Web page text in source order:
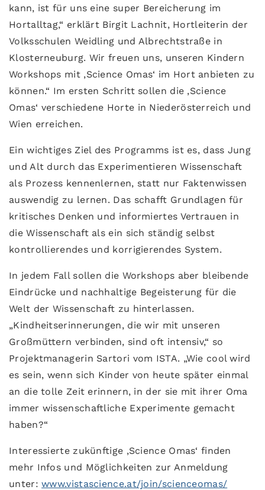
kann, ist für uns eine super Bereicherung im
Hortalltag,“ erklärt Birgit Lachnit, Hortleiterin der
Volksschulen Weidling und Albrechtstraße in
Klosterneuburg. Wir freuen uns, unseren Kindern
Workshops mit ‚Science Omas‘ im Hort anbieten zu
können.“ Im ersten Schritt sollen die ‚Science
Omas‘ verschiedene Horte in Niederösterreich und
Wien erreichen.
Ein wichtiges Ziel des Programms ist es, dass Jung
und Alt durch das Experimentieren Wissenschaft
als Prozess kennenlernen, statt nur Faktenwissen
auswendig zu lernen. Das schafft Grundlagen für
kritisches Denken und informiertes Vertrauen in
die Wissenschaft als ein sich ständig selbst
kontrollierendes und korrigierendes System.
In jedem Fall sollen die Workshops aber bleibende
Eindrücke und nachhaltige Begeisterung für die
Welt der Wissenschaft zu hinterlassen.
„Kindheitserinnerungen, die wir mit unseren
Großmüttern verbinden, sind oft intensiv,“ so
Projektmanagerin Sartori vom ISTA. „Wie cool wird
es sein, wenn sich Kinder von heute später einmal
an die tolle Zeit erinnern, in der sie mit ihrer Oma
immer wissenschaftliche Experimente gemacht
haben?“
Interessierte zukünftige ‚Science Omas‘ finden
mehr Infos und Möglichkeiten zur Anmeldung
unter:www.vistascience.at/join/scienceomas/